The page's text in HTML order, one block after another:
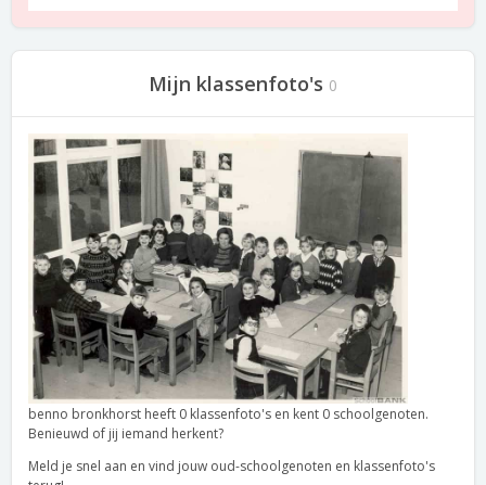
Mijn klassenfoto's 0
benno bronkhorst heeft 0 klassenfoto's en kent 0 schoolgenoten.
Benieuwd of jij iemand herkent?
Meld je snel aan en vind jouw oud-schoolgenoten en klassenfoto's